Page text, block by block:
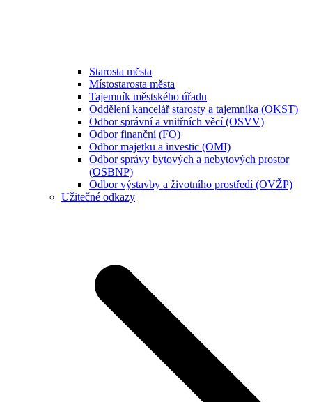
Starosta města
Místostarosta města
Tajemník městského úřadu
Oddělení kancelář starosty a tajemníka (OKST)
Odbor správní a vnitřních věcí (OSVV)
Odbor finanční (FO)
Odbor majetku a investic (OMI)
Odbor správy bytových a nebytových prostor
(OSBNP)
Odbor výstavby a životního prostředí (OVŽP)
Užitečné odkazy